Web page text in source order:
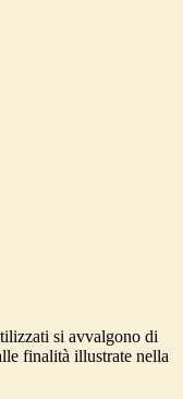
si avvalgono di
finalità illustrate nella